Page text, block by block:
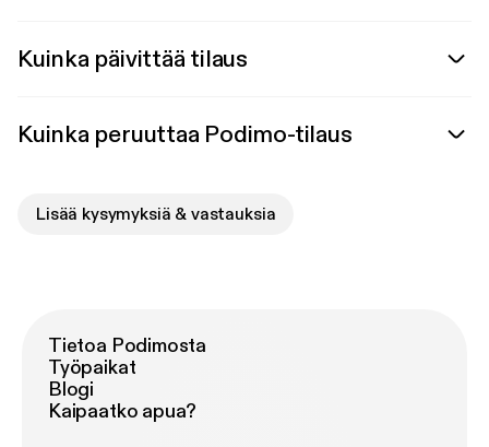
Kuinka päivittää tilaus
Kuinka peruuttaa Podimo-tilaus
Lisää kysymyksiä & vastauksia
Tietoa Podimosta
Työpaikat
Blogi
Kaipaatko apua?